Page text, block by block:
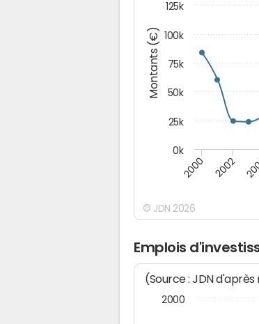
Montants (€)
2000 2002
0k
25k
50k
75k
100k
125k
© JDN 2026
Emplois
(Source : JDN
2000